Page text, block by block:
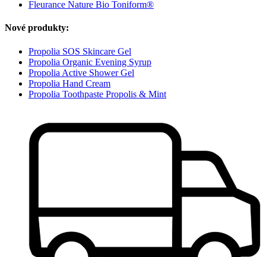
Fleurance Nature Bio Toniform®
Nové produkty:
Propolia SOS Skincare Gel
Propolia Organic Evening Syrup
Propolia Active Shower Gel
Propolia Hand Cream
Propolia Toothpaste Propolis & Mint